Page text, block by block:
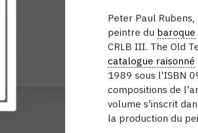
DESCRITPTION
Peter Paul
peintre du baroque
CRLB III. The Old
catalogue raisonné
1989 sous l'ISBN
compositions de
volume s'inscrit
la production du